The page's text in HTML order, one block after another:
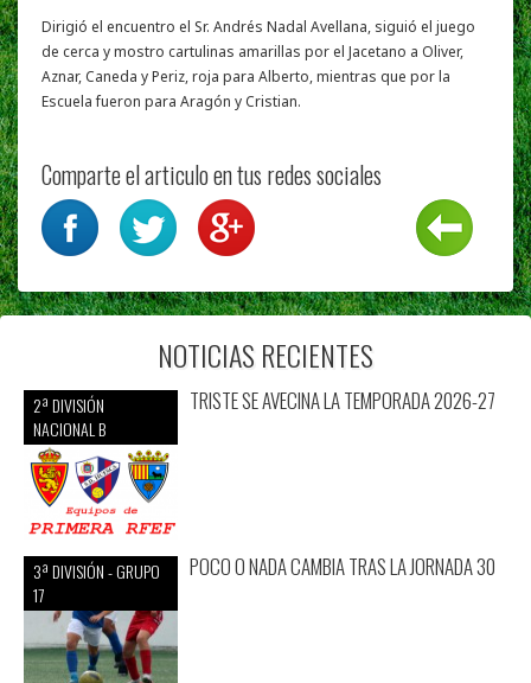
Dirigió el encuentro el Sr. Andrés Nadal Avellana, siguió el juego
de cerca y mostro cartulinas amarillas por el Jacetano a Oliver,
Aznar, Caneda y Periz, roja para Alberto, mientras que por la
Escuela fueron para Aragón y Cristian.
Comparte el articulo en tus redes sociales
NOTICIAS RECIENTES
2ª DIVISIÓN
NACIONAL B
TRISTE SE AVECINA LA TEMPORADA 2026-27
3ª DIVISIÓN - GRUPO
17
POCO O NADA CAMBIA TRAS LA JORNADA 30